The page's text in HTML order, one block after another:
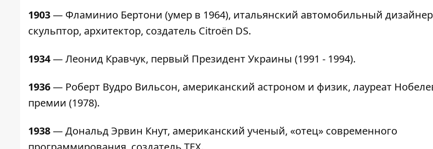
1903— Фламинио Бертони (умер в 1964), итальянский автомобильный
скульптор, архитектор, создатель Citroën DS.
1934— Леонид Кравчук, первый Президент Украины (1991 - 1994).
1936— Роберт Вудро Вильсон, американский астроном и физик, лауреат
премии (1978).
1938— Дональд Эрвин Кнут, американский ученый, «отец» современного